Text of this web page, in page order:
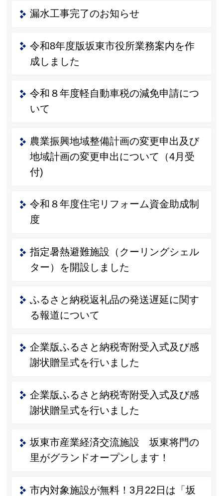
漏水工事完了のお知らせ
令和8年度版坂東市役所業務案内を作
成しました
令和８年度軽自動車税の減免申請につ
いて
農業振興地域整備計画の変更申出及び
地域計画の変更申出について（4月受
付)
令和８年度住宅リフォーム資金助成制
度
指定暑熱避難施設（クーリングシェル
ター）を開設しました
ふるさと納税返礼品の発送遅延に関す
る報道について
企業版ふるさと納税寄附受入式及び感
謝状贈呈式を行いました
企業版ふるさと納税寄附受入式及び感
謝状贈呈式を行いました
坂東市産業経済交流施設 坂東将門の
里がグランドオープンします！
市内対象施設が無料！3月22日は「坂